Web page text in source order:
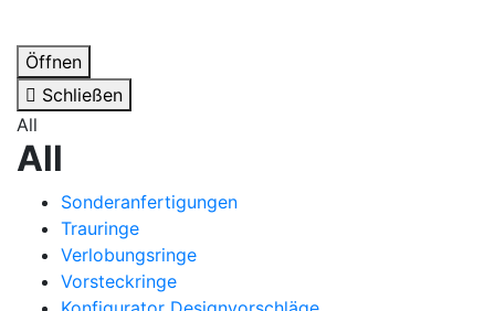
Öffnen
Schließen
All
All
Sonderanfertigungen
Trauringe
Verlobungsringe
Vorsteckringe